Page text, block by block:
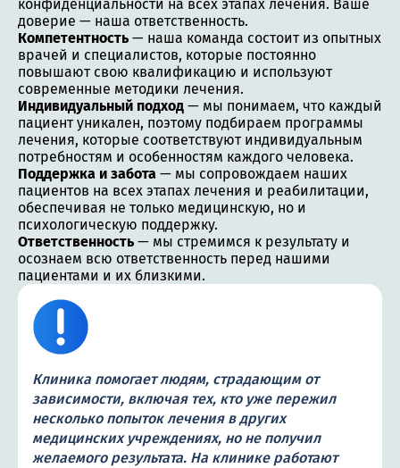
конфиденциальности на всех этапах лечения. Ваше
доверие — наша ответственность.
Компетентность — наша команда состоит из опытных
врачей и специалистов, которые постоянно
повышают свою квалификацию и используют
современные методики лечения.
Индивидуальный подход — мы понимаем, что каждый
пациент уникален, поэтому подбираем программы
лечения, которые соответствуют индивидуальным
потребностям и особенностям каждого человека.
Поддержка и забота — мы сопровождаем наших
пациентов на всех этапах лечения и реабилитации,
обеспечивая не только медицинскую, но и
психологическую поддержку.
Ответственность — мы стремимся к результату и
осознаем всю ответственность перед нашими
пациентами и их близкими.
Клиника помогает людям, страдающим от
зависимости, включая тех, кто уже пережил
несколько попыток лечения в других
медицинских учреждениях, но не получил
желаемого результата. На клинике работают